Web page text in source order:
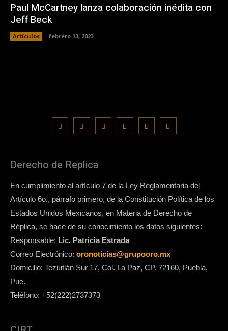
Paul McCartney lanza colaboración inédita con
Jeff Beck
Artículos febrero 13, 2023
Derecho de Replica
En cumplimiento al artículo 7 de la Ley Reglamentaria del
Artículo 6o., párrafo primero, de la Constitución Política de los
Estados Unidos Mexicanos, en Materia de Derecho de
Réplica, se hace de su conocimiento los datos siguientes:
Responsable: Lic. Patricia Estrada
Correo Electrónico: oronoticias@grupooro.mx
Domicilio: Teziutlán Sur 17, Col. La Paz, CP. 72160, Puebla,
Pue.
Teléfono: +52(222)2737373